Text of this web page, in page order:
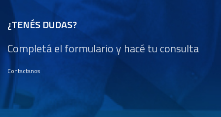
¿TENÉS DUDAS?
Completá el formulario y hacé tu consulta
Contactanos